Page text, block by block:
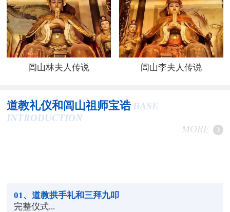
闾山林夫人传说 闾山李夫人传说
道教礼仪和闾山祖师宝诰 BASE
INTRODUCTION
MORE
01 、道教拱手礼和三拜九叩
完整仪式...